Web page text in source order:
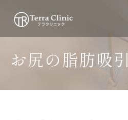
お尻の脂肪吸引